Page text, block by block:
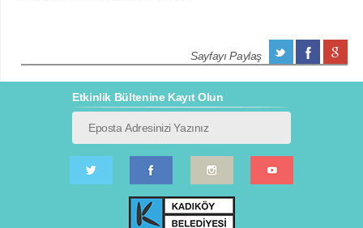
Sayfayı Paylaş
Etkinlik Bültenine Kayıt Olun